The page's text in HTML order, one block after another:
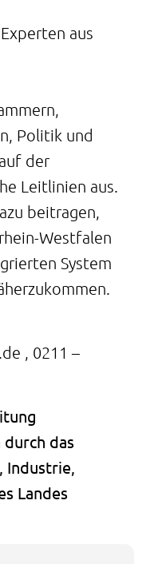
aus
Politik und
der
Leitlinien aus.
beitragen,
Westfalen
System
, 0211 –
das
Industrie,
Landes